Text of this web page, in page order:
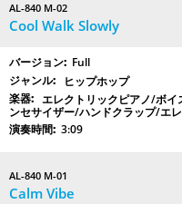
AL-840 M-02
Cool Walk Slowly
Full
ヒップホップ
エレクトリックピアノ/ボ
ンセサイザー/ハンドクラップ/エ
3:09
AL-840 M-01
Calm Vibe